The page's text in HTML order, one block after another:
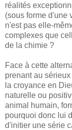
réalités
(sous forme d'une
n'est pas elle-
complexes que
de la chimie ?
Face à cette
prenant au
la croyance en
naturelle ou
animal humain,
pourquoi donc lui
d'initier une série